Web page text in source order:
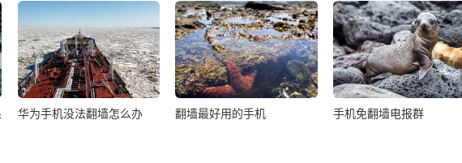
华为手机没法翻墙怎么办 翻墙最好用的手机 手机免翻墙电报群